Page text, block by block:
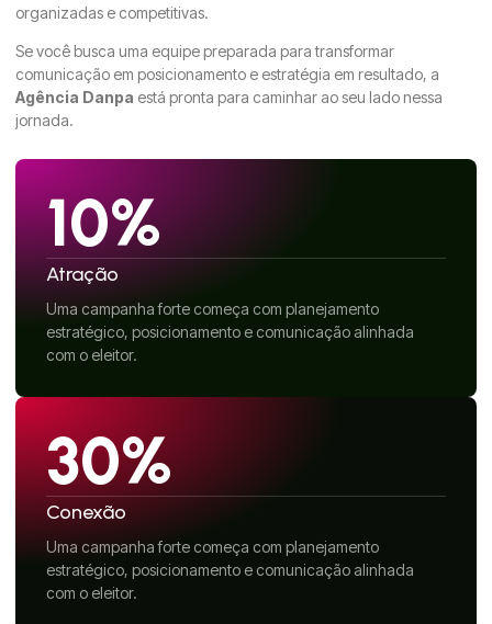
organizadas e competitivas.
Se você busca uma equipe preparada para transformar
comunicação em posicionamento e estratégia em resultado, a
Agência Danpa está pronta para caminhar ao seu lado nessa
jornada.
10%
Atração
Uma campanha forte começa com planejamento
estratégico, posicionamento e comunicação alinhada
com o eleitor.
30%
Conexão
Uma campanha forte começa com planejamento
estratégico, posicionamento e comunicação alinhada
com o eleitor.